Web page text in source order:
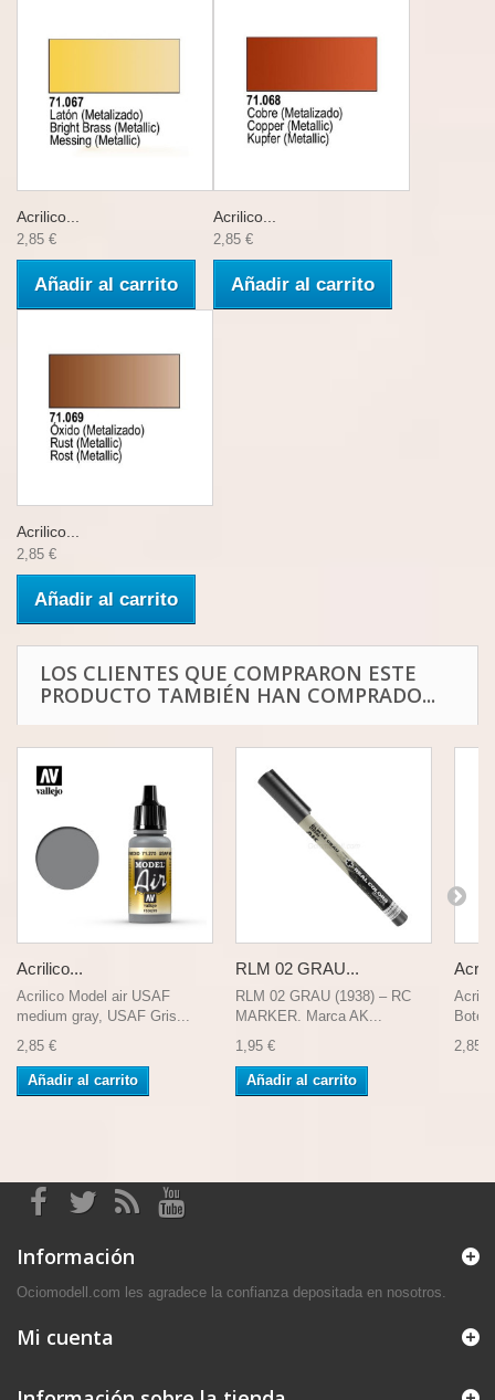
Acrilico...
2,85 €
Añadir al carrito
Acrilico...
2,85 €
Añadir al carrito
Acrilico...
2,85 €
Añadir al carrito
LOS CLIENTES QUE COMPRARON ESTE
PRODUCTO TAMBIÉN HAN COMPRADO...
Acrilico...
Acrilico Model air USAF
medium gray, USAF Gris...
2,85 €
Añadir al carrito
RLM 02 GRAU...
RLM 02 GRAU (1938) – RC
MARKER. Marca AK...
1,95 €
Añadir al carrito
Bote
2,85 €
Información
Ociomodell.com les agradece la confianza depositada en nosotros.
Mi cuenta